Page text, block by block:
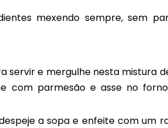
mexendo sempre, sem
servir e mergulhe nesta mistura
com parmesão e asse no
a sopa e enfeite com um